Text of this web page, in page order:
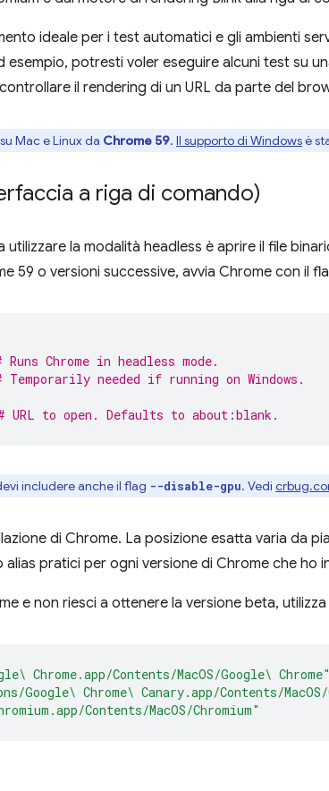
ideale per i test automatici e gli ambienti
esempio, potresti voler eseguire alcuni test su
il rendering di un URL da parte del
Mac e Linux da Chrome 59. Il supporto di Windowsè
a riga di comando)
utilizzare la modalità headless è aprire il file
59 o versioni successive, avvia Chrome con il
Runs Chrome in headless mode.
Temporarily needed if running on Windows.
URL to open. Defaults to about:blank.
includere anche il flag --disable-gpu. Vedi
di Chrome. La posizione esatta varia da
pratici per ogni versione di Chrome che ho
e non riesci a ottenere la versione beta, utilizza
Chrome.app/Contents/MacOS/Google\ Chrome"
Google\ Chrome\ Canary.app/Contents/
Contents/MacOS/Chromium"